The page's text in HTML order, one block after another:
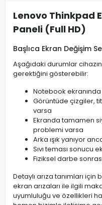
Lenovo Thinkpad
Paneli (Full HD)
Başlıca Ekran Değişim
Aşağıdaki durumlar
gerektiğini gösterebilir:
Notebook ekranında
Görüntüde çizgiler,
varsa
Ekranda tamamen
problemi varsa
Arka ışık yanıyor
Sıvı teması sonucu
Fiziksel darbe
Detaylı arıza tanımları
ekran arızaları ile ilgili
uyumluluğu ve özellikleri